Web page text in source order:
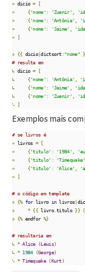
» dicio =
[
»
{'nome' : 'Zuenir'
»
{'nome' : 'Antônia'
»
{'nome' : 'Jaime'
» ]
⎀ {{ dicio|dictsort :"nome"
# resulta em
↳ dicio =
[
↳
{'nome' : 'Antônia'
↳
{'nome' : 'Jaime'
↳
{'nome' : 'Zuenir'
↳ ]
Exemplos mais
# se livros é
» livros = [
»
{'titulo' : '1984'
»
{'titulo' : 'Timequake'
»
{'titulo' : 'Alice'
» ]
# o código em template
⎀ {% for livro in livros|
⎀
* {{ livro.titulo }}
⎀ {% endfor %}
# resultaria em
↳ * Alice (Lewis)
↳ * 1984 (George)
↳ * Timequake (Kurt )